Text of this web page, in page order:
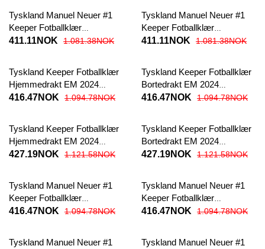
Tyskland Manuel Neuer #1
Keeper Fotballklær
Hjemmedraktsett Barn EM
411.11NOK 1.081.38NOK
Tyskland Manuel Neuer #1
Keeper Fotballklær
Bortedraktsett Barn EM 2024
411.11NOK 1.081.38NOK
Tyskland Keeper Fotballklær
Hjemmedrakt EM 2024
Kortermet
416.47NOK 1.094.78NOK
Tyskland Keeper Fotballklær
Bortedrakt EM 2024
Kortermet
416.47NOK 1.094.78NOK
Tyskland Keeper Fotballklær
Hjemmedrakt EM 2024
Langermet
427.19NOK 1.121.58NOK
Tyskland Keeper Fotballklær
Bortedrakt EM 2024
Langermet
427.19NOK 1.121.58NOK
Tyskland Manuel Neuer #1
Keeper Fotballklær
Hjemmedrakt EM 2024
416.47NOK 1.094.78NOK
Tyskland Manuel Neuer #1
Keeper Fotballklær
Bortedrakt EM 2024
416.47NOK 1.094.78NOK
Tyskland Manuel Neuer #1
Tyskland Manuel Neuer #1